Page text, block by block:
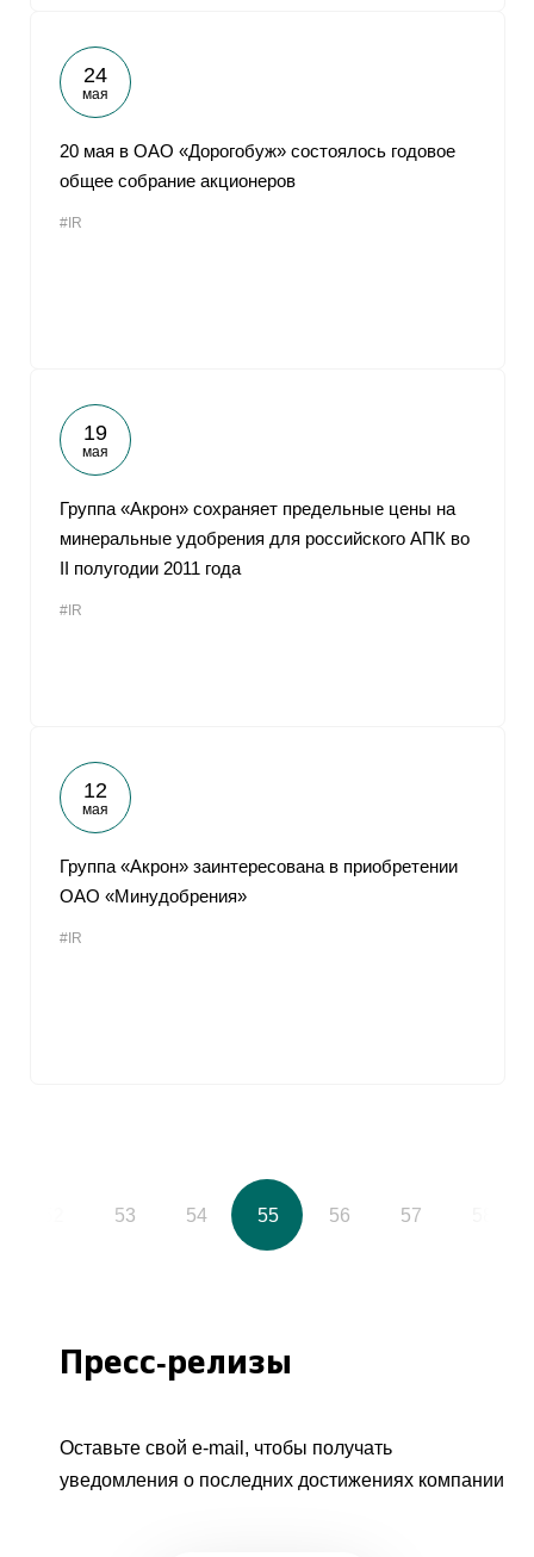
24
мая
20 мая в ОАО «Дорогобуж» состоялось годовое
общее собрание акционеров
#IR
19
мая
Группа «Акрон» сохраняет предельные цены на
минеральные удобрения для российского АПК во
II полугодии 2011 года
#IR
12
мая
Группа «Акрон» заинтересована в приобретении
ОАО «Минудобрения»
#IR
53 54 55 56 57
Пресс-релизы
Оставьте свой e-mail, чтобы получать
уведомления о последних достижениях компании